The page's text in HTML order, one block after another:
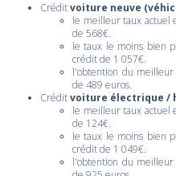
Créditvoiture neuve
le meilleur taux actuel
de 568€.
le taux le moins bien
crédit de 1 057€.
l'obtention du
de 489 euros.
Créditvoiture électrique /
le meilleur taux actuel
de 124€.
le taux le moins bien
crédit de 1 049€.
l'obtention du